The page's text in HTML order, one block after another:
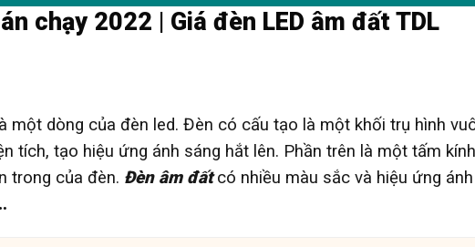
chạy 2022 | Giá đèn LED âm đất TDL
là một dòng của đèn led. Đèn có cấu tạo là một khối trụ hình
tích, tạo hiệu ứng ánh sáng hắt lên. Phần trên là một tấm
trong của đèn. Đèn âm đấtcó nhiều màu sắc và hiệu ứng